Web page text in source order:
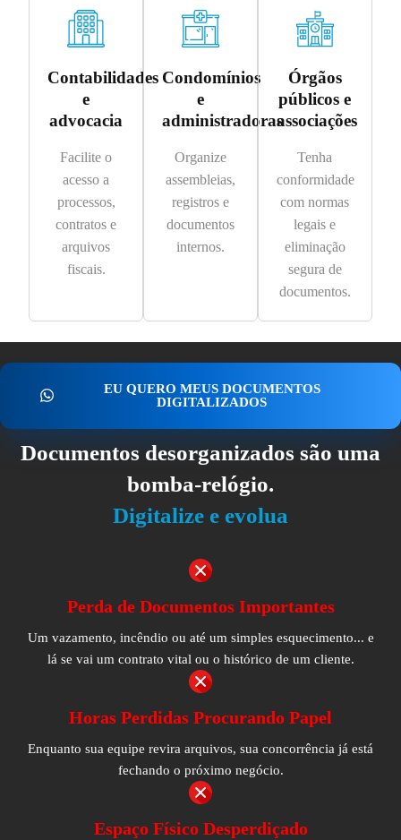
Contabilidades
e
advocacia
Facilite o
acesso a
processos,
contratos e
arquivos
fiscais.
Condomínios
e
administradoras
Organize
assembleias,
registros e
documentos
internos.
Órgãos
públicos e
associações
Tenha
conformidade
com normas
legais e
eliminação
segura de
documentos.
EU QUERO MEUS DOCUMENTOS
DIGITALIZADOS
Documentos desorganizados são uma
bomba-relógio.
Digitalize e evolua
Perda de Documentos Importantes
Um vazamento, incêndio ou até um simples esquecimento... e
lá se vai um contrato vital ou o histórico de um cliente.
Horas Perdidas Procurando Papel
Enquanto sua equipe revira arquivos, sua concorrência já está
fechando o próximo negócio.
Espaço Físico Desperdiçado